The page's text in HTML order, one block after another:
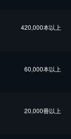
420,000本以上
60,000本以上
20,000冊以上